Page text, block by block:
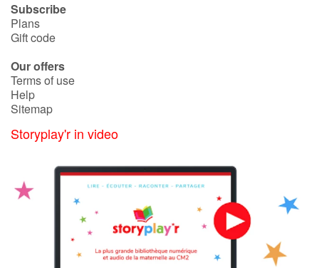
Subscribe
Plans
Gift code
Our offers
Terms of use
Help
Sitemap
Storyplay'r in video